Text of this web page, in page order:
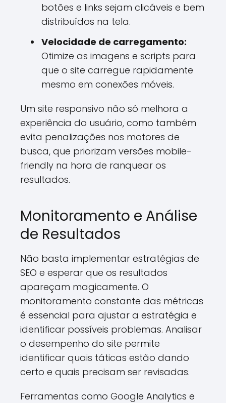
botões e links sejam clicáveis e bem
distribuídos na tela.
Velocidade de carregamento:
Otimize as imagens e scripts para
que o site carregue rapidamente
mesmo em conexões móveis.
Um site responsivo não só melhora a
experiência do usuário, como também
evita penalizações nos motores de
busca, que priorizam versões mobile-
friendly na hora de ranquear os
resultados.
Monitoramento e Análise
de Resultados
Não basta implementar estratégias de
SEO e esperar que os resultados
apareçam magicamente. O
monitoramento constante das métricas
é essencial para ajustar a estratégia e
identificar possíveis problemas. Analisar
o desempenho do site permite
identificar quais táticas estão dando
certo e quais precisam ser revisadas.
Ferramentas como Google Analytics e